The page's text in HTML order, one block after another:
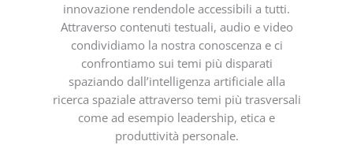
innovazione rendendole accessibili a tutti.
Attraverso contenuti testuali, audio e video
condividiamo la nostra conoscenza e ci
confrontiamo sui temi più disparati
spaziando dall’intelligenza artificiale alla
ricerca spaziale attraverso temi più trasversali
come ad esempio leadership, etica e
produttività personale.